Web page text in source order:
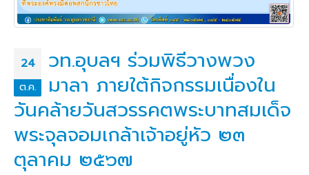
24
ต.ค.
วท.อุบลฯ ร่วมพิธีวางพวง
มาลา ภายใต้กิจกรรมเนื่องใน
วันคล้ายวันสวรรคตพระบาทสมเด็จ
พระจุลจอมเกล้าเจ้าอยู่หัว ๒๓
ตุลาคม ๒๕๖๗